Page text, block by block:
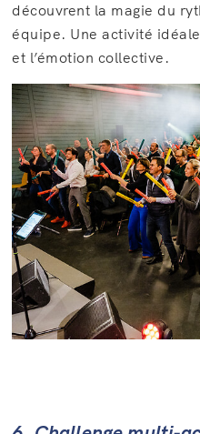
découvrent la magie du
équipe. Une activité
et l’émotion collective.